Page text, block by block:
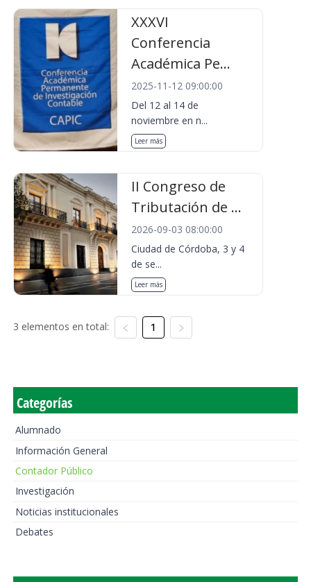
XXXVI
Conferencia
Académica Pe...
2025-11-12 09:00:00
Del 12 al 14 de
noviembre en n...
Leer más
II Congreso de
Tributación de ...
2026-09-03 08:00:00
Ciudad de Córdoba, 3 y 4
de se...
Leer más
3 elementos en total: 1
Categorías
Alumnado
Información General
Contador Público
Investigación
Noticias institucionales
Debates